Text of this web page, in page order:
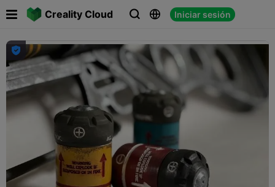
Creality Cloud   Iniciar sesión
